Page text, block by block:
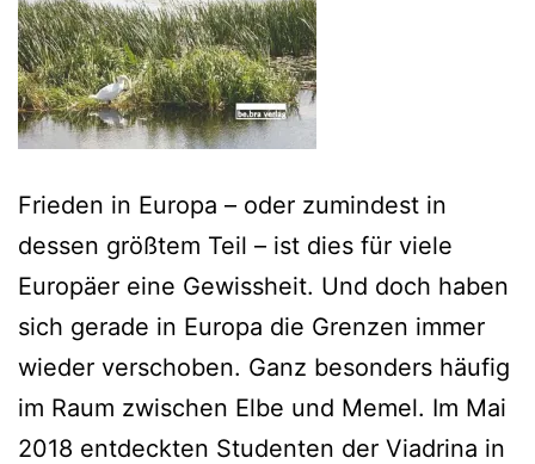
Frieden in Europa – oder zumindest in
dessen größtem Teil – ist dies für viele
Europäer eine Gewissheit. Und doch haben
sich gerade in Europa die Grenzen immer
wieder verschoben. Ganz besonders häufig
im Raum zwischen Elbe und Memel. Im Mai
2018 entdeckten Studenten der Viadrina in